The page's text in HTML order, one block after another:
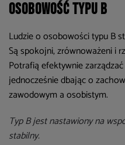
Osobowość typu B
Ludzie o osobowości typu B
Są spokojni, zrównoważeni i
Potrafią efektywnie
jednocześnie dbając o
zawodowym a osobistym.
Typ B jest nastawiony na
stabilny.